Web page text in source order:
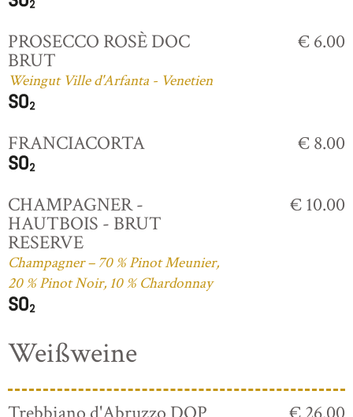
PROSECCO ROSÈ DOC
BRUT
Weingut Ville d'Arfanta - Venetien
€ 6.00
FRANCIACORTA € 8.00
CHAMPAGNER -
HAUTBOIS - BRUT
RESERVE
Champagner – 70 % Pinot Meunier,
20 % Pinot Noir, 10 % Chardonnay
€ 10.00
Weißweine